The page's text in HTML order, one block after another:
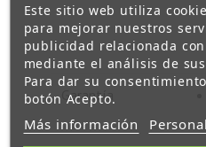
Garantía
Este sitio web utiliza
para mejorar nuestros
publicidad relacionada
mediante el análisis de
Para dar su
botón Acepto.
Más información